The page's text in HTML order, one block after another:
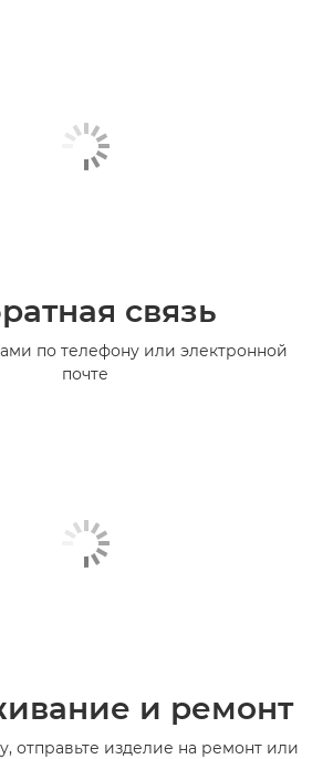
связь
по телефону или электронной
почте
и ремонт
отправьте изделие на ремонт или